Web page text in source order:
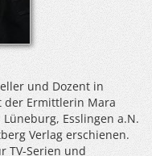
und Dozent in
der Ermittlerin Mara
Esslingen a.N.
Verlag erschienen.
TV-Serien und